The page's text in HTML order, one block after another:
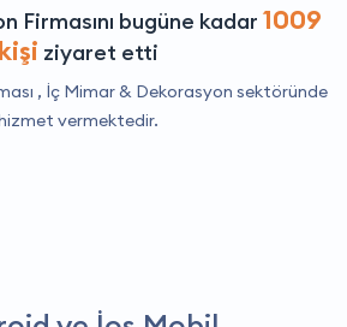
Firmasını bugüne kadar 1009
kişi ziyaret etti
, İç Mimar & Dekorasyon sektöründe
vermektedir.